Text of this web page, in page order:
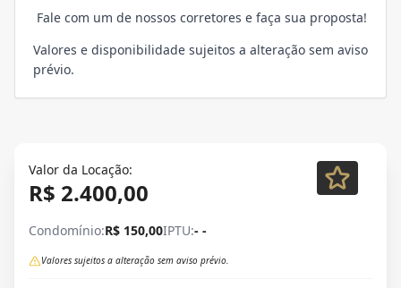
Fale com um de nossos corretores e faça sua proposta!
Valores e disponibilidade sujeitos a alteração sem aviso
prévio.
Valor da Locação:
R$ 2.400,00
Condomínio:R$ 150,00IPTU:- -
Valores sujeitos a alteração sem aviso prévio.